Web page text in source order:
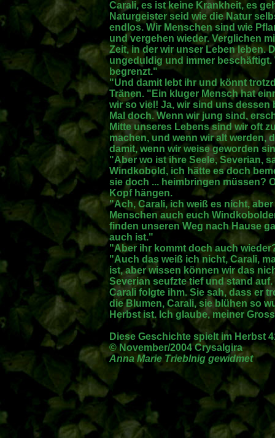
Carali, es ist keine Krankheit, es
Naturgeister seid wie die Natur
endlos. Wir Menschen sind wie
und vergehen wieder. Verglichen
Zeit, in der wir unser Leben leben.
ungeduldig und immer beschäftigt.
begrenzt."
"Und damit lebt ihr und könnt
Tränen. "Ein kluger Mensch hat
wir so viel! Ja, wir sind uns dessen
Mal doch. Wenn wir jung sind,
Mitte unseres Lebens sind wir oft
machen, und wenn wir alt werden,
damit, wenn wir weise geworden
"Aber wo ist ihre Seele, Severian,
Windkobold, ich hätte es doch
sie doch ... heimbringen müssen?
Kopf hängen.
"Ach, Carali, ich weiß es nicht,
Menschen auch euch
finden unseren Weg nach Hause
auch ist."
"Aber ihr kommt doch auch
"Auch das weiß ich nicht, Carali,
ist, aber wissen können wir das
Severian seufzte tief und stand
Carali folgte ihm. Sie sah, dass er
die Blumen, Carali, sie blühen so
Herbst ist. Ich glaube, meiner
Diese Geschichte spielt im Herbst
© November/2004 Crysalgira
Anna Marie Trieblnig gewidmet